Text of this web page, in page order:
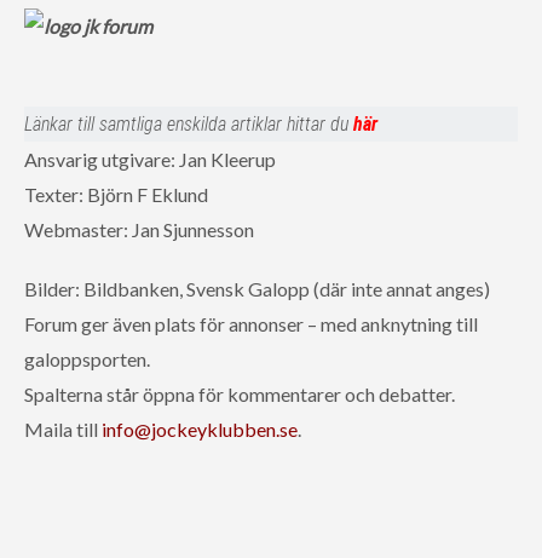
Länkar till samtliga enskilda artiklar hittar du här
Ansvarig utgivare: Jan Kleerup
Texter: Björn F Eklund
Webmaster: Jan Sjunnesson
Bilder: Bildbanken, Svensk Galopp (där inte annat anges)
Forum ger även plats för annonser – med anknytning till
galoppsporten.
Spalterna står öppna för kommentarer och debatter.
Maila till info@jockeyklubben.se